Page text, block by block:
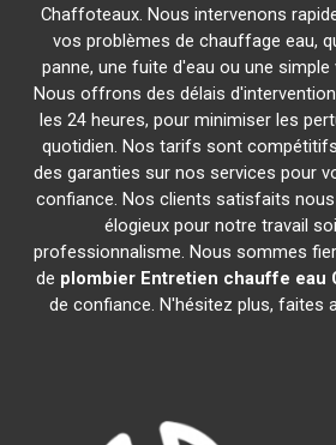
Chaffoteaux. Nous intervenons
vos problèmes de chauffage eau,
panne, une fuite d'eau ou une
Nous offrons des délais
les 24 heures, pour minimiser les
quotidien. Nos tarifs sont
des garanties sur nos services pour
confiance. Nos clients satisfaits
élogieux pour notre travail
professionnalisme. Nous sommes
de plombier Entretien chauffe eau
de confiance. N'hésitez plus, faites